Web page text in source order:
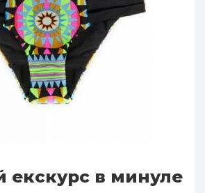
екскурс в минуле